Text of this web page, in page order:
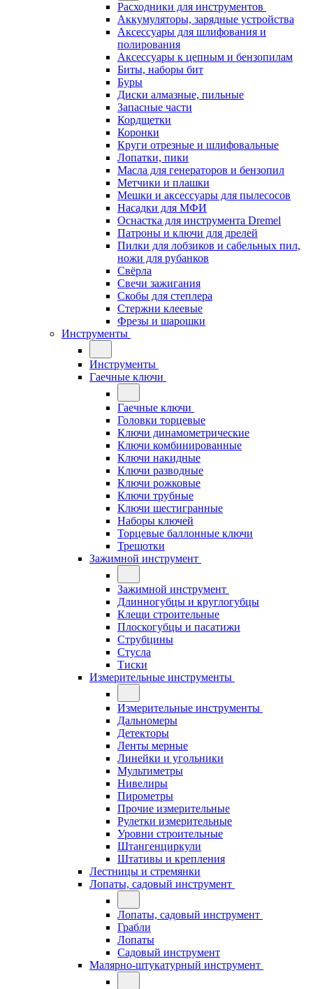
Расходники для инструментов
Аккумуляторы, зарядные устройства
Аксессуары для шлифования и
полирования
Аксессуары к цепным и бензопилам
Биты, наборы бит
Буры
Диски алмазные, пильные
Запасные части
Кордщетки
Коронки
Круги отрезные и шлифовальные
Лопатки, пики
Масла для генераторов и бензопил
Метчики и плашки
Мешки и аксессуары для пылесосов
Насадки для МФИ
Оснастка для инструмента Dremel
Патроны и ключи для дрелей
Пилки для лобзиков и сабельных пил,
ножи для рубанков
Свёрла
Свечи зажигания
Скобы для степлера
Стержни клеевые
Фрезы и шарошки
Инструменты
Инструменты
Гаечные ключи
Гаечные ключи
Головки торцевые
Ключи динамометрические
Ключи комбинированные
Ключи накидные
Ключи разводные
Ключи рожковые
Ключи трубные
Ключи шестигранные
Наборы ключей
Торцевые баллонные ключи
Трещотки
Зажимной инструмент
Зажимной инструмент
Длинногубцы и круглогубцы
Клещи строительные
Плоскогубцы и пасатижи
Струбцины
Стусла
Тиски
Измерительные инструменты
Измерительные инструменты
Дальномеры
Детекторы
Ленты мерные
Линейки и угольники
Мультиметры
Нивелиры
Пирометры
Прочие измерительные
Рулетки измерительные
Уровни строительные
Штангенциркули
Штативы и крепления
Лестницы и стремянки
Лопаты, садовый инструмент
Лопаты, садовый инструмент
Грабли
Лопаты
Садовый инструмент
Малярно-штукатурный инструмент